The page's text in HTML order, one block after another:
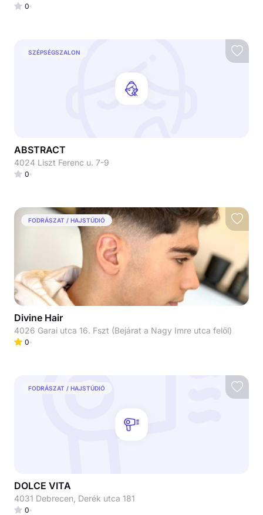
0
SZÉPSÉGSZALON
ABSTRACT
4024 Liszt Ferenc u. 7-9
0
FODRÁSZAT / HAJSTÚDIÓ
Divine Hair
4026 Garai utca 16. Fszt (Bejárat a Nagy Imre utca felől)
0
FODRÁSZAT / HAJSTÚDIÓ
DOLCE VITA
4031 Debrecen, Derék utca 181
0